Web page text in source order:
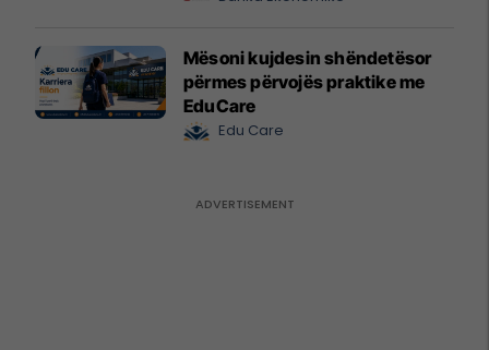
Mësoni kujdesin shëndetësor
përmes përvojës praktike me
EduCare
Edu Care